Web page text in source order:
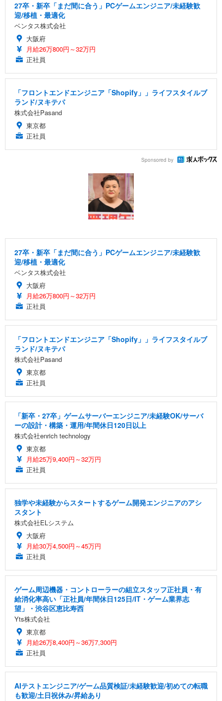
27卒・新卒「まだ間に合う」PCゲームエンジニア/未経験歓
迎/移植・最適化
ベンタス株式会社
大阪府
月給26万800円～32万円
正社員
「フロントエンドエンジニア「Shopify」」ライフスタイルブ
ランド/ヌキテパ
株式会社Pasand
東京都
正社員
Sponsored by
27卒・新卒「まだ間に合う」PCゲームエンジニア/未経験歓
迎/移植・最適化
ベンタス株式会社
大阪府
月給26万800円～32万円
正社員
「フロントエンドエンジニア「Shopify」」ライフスタイルブ
ランド/ヌキテパ
株式会社Pasand
東京都
正社員
「新卒・27卒」ゲームサーバーエンジニア/未経験OK/サーバ
ーの設計・構築・運用/年間休日120日以上
株式会社enrich technology
東京都
月給25万9,400円～32万円
正社員
独学や未経験からスタートするゲーム開発エンジニアのアシ
スタント
株式会社ELシステム
大阪府
月給30万4,500円～45万円
正社員
ゲーム周辺機器・コントローラーの組立スタッフ正社員・有
給消化率高い「正社員/年間休日125日/IT・ゲーム業界志
望」・渋谷区恵比寿西
Yts株式会社
東京都
月給26万8,400円～36万7,300円
正社員
AIテストエンジニア/ゲーム品質検証/未経験歓迎/初めての転職
も歓迎/土日祝休み/昇給あり